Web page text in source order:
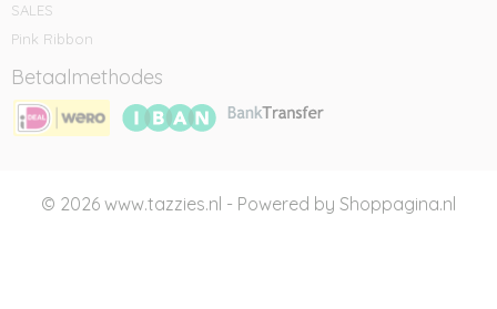
SALES
Pink Ribbon
Betaalmethodes
© 2026 www.tazzies.nl - Powered by Shoppagina.nl